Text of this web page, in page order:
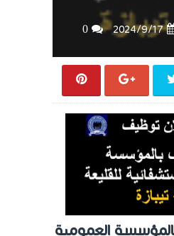
17‏/9‏/2024
0
العمومية